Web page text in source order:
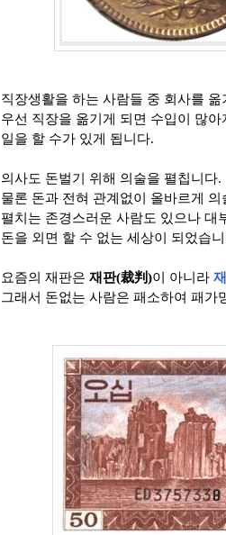
직장생활을 하는 사람들 중 회사를
우선 직장을 옮기게 되면 수입이 많아
일을 할 수가 있게 됩니다.
의사도 돈벌기 위해 의술을 펼칩니다.
물론 돈과 전혀 관계없이 올바르게 의
펼치는 존경스러운 사람도 있으나 대
돈을 외면 할 수 없는 세상이 되었습
요즘의 재판은 재판(裁判)이 아니라
그래서 돈없는 사람은 패소하여 패가